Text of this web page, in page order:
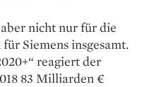
nicht nur für die
Siemens insgesamt.
reagiert der
83 Milliarden €